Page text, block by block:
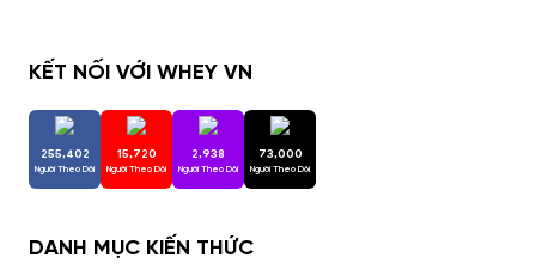
KẾT NỐI VỚI WHEY VN
255,402
Người Theo Dõi
15,720
Người Theo Dõi
2,938
Người Theo Dõi
73,000
Người Theo Dõi
DANH MỤC KIẾN THỨC